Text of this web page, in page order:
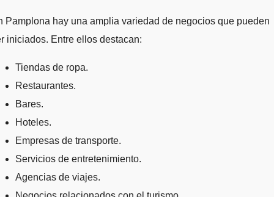
Pamplona hay una amplia variedad de negocios que pueden
iniciados. Entre ellos destacan:
Tiendas de ropa.
Restaurantes.
Bares.
Hoteles.
Empresas de transporte.
Servicios de entretenimiento.
Agencias de viajes.